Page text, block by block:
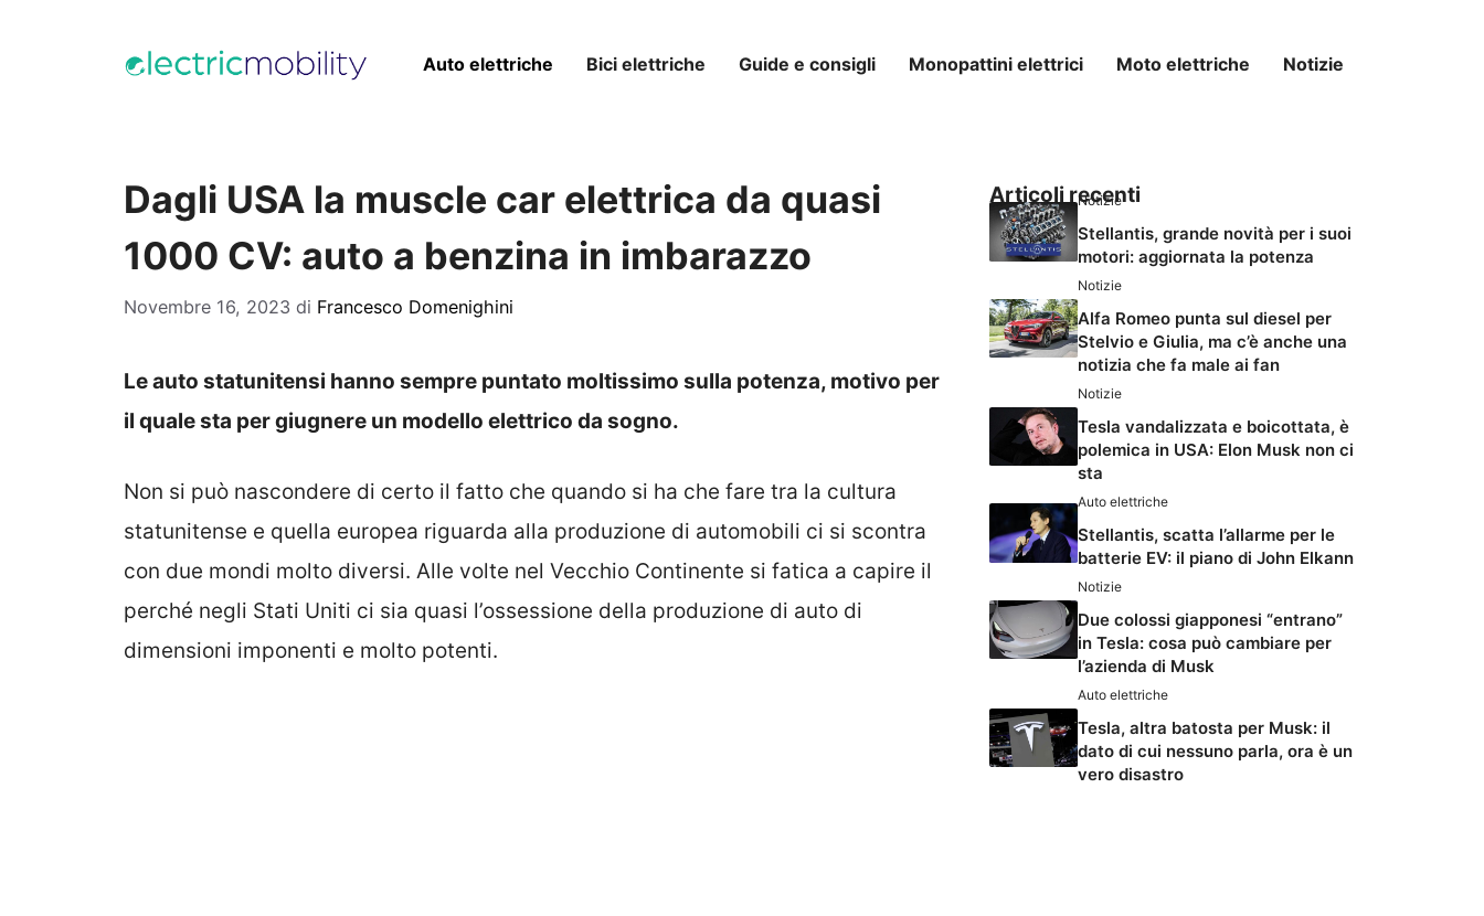
Auto elettriche Bici elettriche Guide e consigli Monopattini elettrici Moto elettriche Notizie
Dagli USA la muscle car elettrica da quasi
1000 CV: auto a benzina in imbarazzo
Novembre 16, 2023 di Francesco Domenighini
Le auto statunitensi hanno sempre puntato moltissimo sulla potenza, motivo per
il quale sta per giugnere un modello elettrico da sogno.
Non si può nascondere di certo il fatto che quando si ha che fare tra la cultura
statunitense e quella europea riguarda alla produzione di automobili ci si scontra
con due mondi molto diversi. Alle volte nel Vecchio Continente si fatica a capire il
perché negli Stati Uniti ci sia quasi l’ossessione della produzione di auto di
dimensioni imponenti e molto potenti.
Articoli recenti
Notizie
Stellantis, grande novità per i suoi
motori: aggiornata la potenza
Notizie
Alfa Romeo punta sul diesel per
Stelvio e Giulia, ma c’è anche una
notizia che fa male ai fan
Notizie
Tesla vandalizzata e boicottata, è
polemica in USA: Elon Musk non ci
sta
Auto elettriche
Stellantis, scatta l’allarme per le
batterie EV: il piano di John Elkann
Notizie
Due colossi giapponesi “entrano”
in Tesla: cosa può cambiare per
l’azienda di Musk
Auto elettriche
Tesla, altra batosta per Musk: il
dato di cui nessuno parla, ora è un
vero disastro